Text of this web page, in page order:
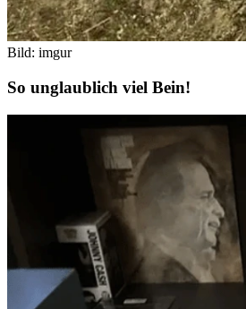
Bild: imgur
So unglaublich viel Bein!